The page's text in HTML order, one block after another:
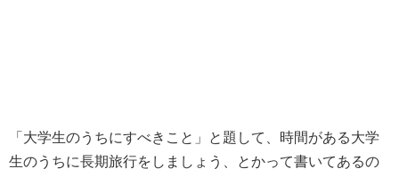
「大学生のうちにすべきこと」と題して、時間がある大学
生のうちに長期旅行をしましょう、とかって書いてあるの